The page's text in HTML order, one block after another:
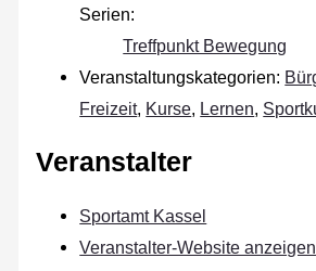
Serien:
Treffpunkt Bewegung
Veranstaltungskategorien:
Freizeit, Kurse, Lernen,
Veranstalter
Sportamt Kassel
Veranstalter-Website anzeigen